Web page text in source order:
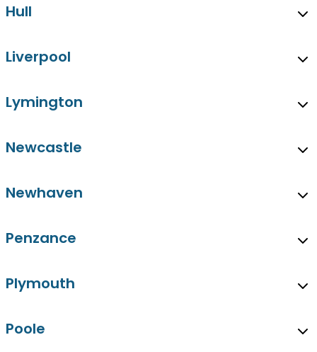
Hull
Liverpool
Lymington
Newcastle
Newhaven
Penzance
Plymouth
Poole